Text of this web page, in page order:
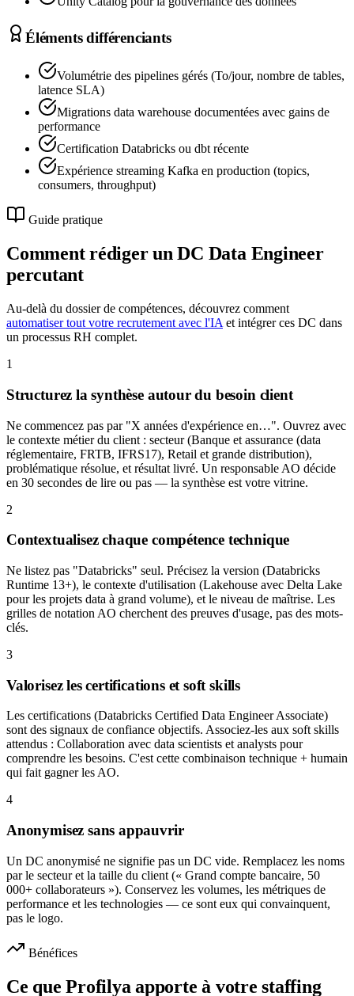
Éléments différenciants
Volumétrie des pipelines gérés (To/jour, nombre de tables,
latence SLA)
Migrations data warehouse documentées avec gains de
performance
Certification Databricks ou dbt récente
Expérience streaming Kafka en production (topics,
consumers, throughput)
Guide pratique
Comment rédiger un DC Data Engineer
percutant
Au-delà du dossier de compétences, découvrez comment
automatiser tout votre recrutement avec l'IA et intégrer ces DC dans
un processus RH complet.
1
Structurez la synthèse autour du besoin client
Ne commencez pas par "X années d'expérience en…". Ouvrez avec
le contexte métier du client : secteur (Banque et assurance (data
réglementaire, FRTB, IFRS17), Retail et grande distribution),
problématique résolue, et résultat livré. Un responsable AO décide
en 30 secondes de lire ou pas — la synthèse est votre vitrine.
2
Contextualisez chaque compétence technique
Ne listez pas "Databricks" seul. Précisez la version (Databricks
Runtime 13+), le contexte d'utilisation (Lakehouse avec Delta Lake
pour les projets data à grand volume), et le niveau de maîtrise. Les
grilles de notation AO cherchent des preuves d'usage, pas des mots-
clés.
3
Valorisez les certifications et soft skills
Les certifications (Databricks Certified Data Engineer Associate)
sont des signaux de confiance objectifs. Associez-les aux soft skills
attendus : Collaboration avec data scientists et analysts pour
comprendre les besoins. C'est cette combinaison technique + humain
qui fait gagner les AO.
4
Anonymisez sans appauvrir
Un DC anonymisé ne signifie pas un DC vide. Remplacez les noms
par le secteur et la taille du client (« Grand compte bancaire, 50
000+ collaborateurs »). Conservez les volumes, les métriques de
performance et les technologies — ce sont eux qui convainquent,
pas le logo.
Bénéfices
Ce que Profilya apporte à votre staffing